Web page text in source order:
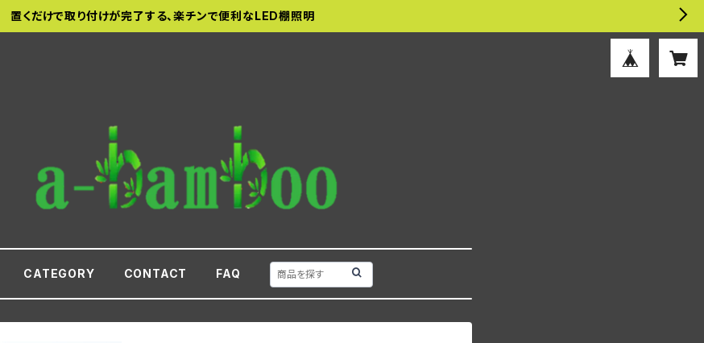
置くだけで取り付けが完了する、楽チンで便利なLED棚照明
CATEGORY CONTACT FAQ